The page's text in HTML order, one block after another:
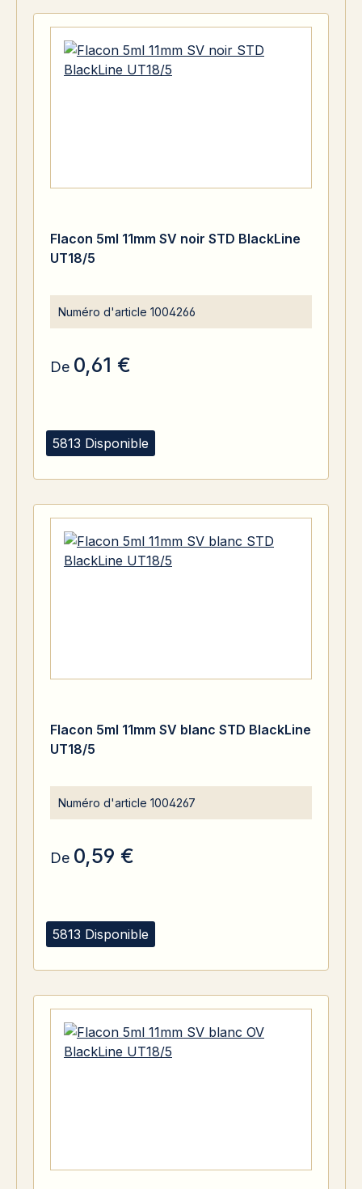
5813 Disponible
Flacon 5ml 11mm SV noir STD BlackLine
UT18/5
Numéro d'article 1004266
De 0,61 €
5813 Disponible
Flacon 5ml 11mm SV blanc STD BlackLine
UT18/5
Numéro d'article 1004267
De 0,59 €